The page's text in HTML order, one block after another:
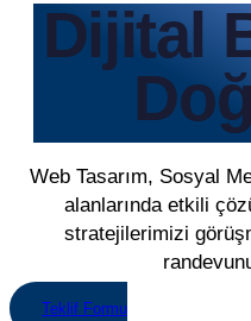
Dijital
Web Tasarım, Sosyal
alanlarında etkili
stratejilerimizi
Teklif Formu